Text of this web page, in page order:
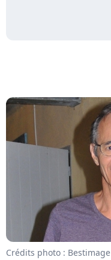
Crédits photo : Bestimage